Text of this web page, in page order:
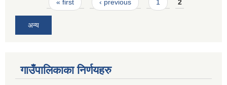
« first ‹ previous 1 2
अन्य
गाउँपालिकाका निर्णयहरु